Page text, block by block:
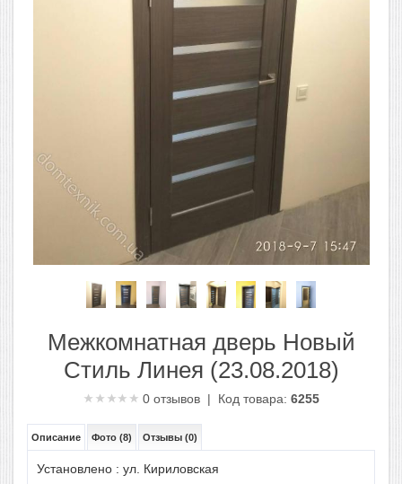
Межкомнатная дверь Новый
Стиль Линея (23.08.2018)
0отзывов | Код товара: 6255
Описание Фото (8) Отзывы (0)
Установлено : ул. Кириловская